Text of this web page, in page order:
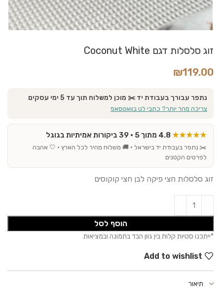
זוג סלסלות דגם Coconut White
₪119.00
נתפר עבורך בעבודת יד ✂️ מוכן למשלוח תוך עד 5 ימי עסקים
צריכה מהר יותר? כתבי לנו בוואטסאפ
★★★★★
✂️ נתפר בעבודת יד בישראל · 🚚 משלוח מהיר לכל הארץ · 🤍 אהבה
לפרטים הקטנים
זוג סלסלות חצי פיקה לבן חצי קוקוסים
הוסף לסל
Add to wishlist
תיאור